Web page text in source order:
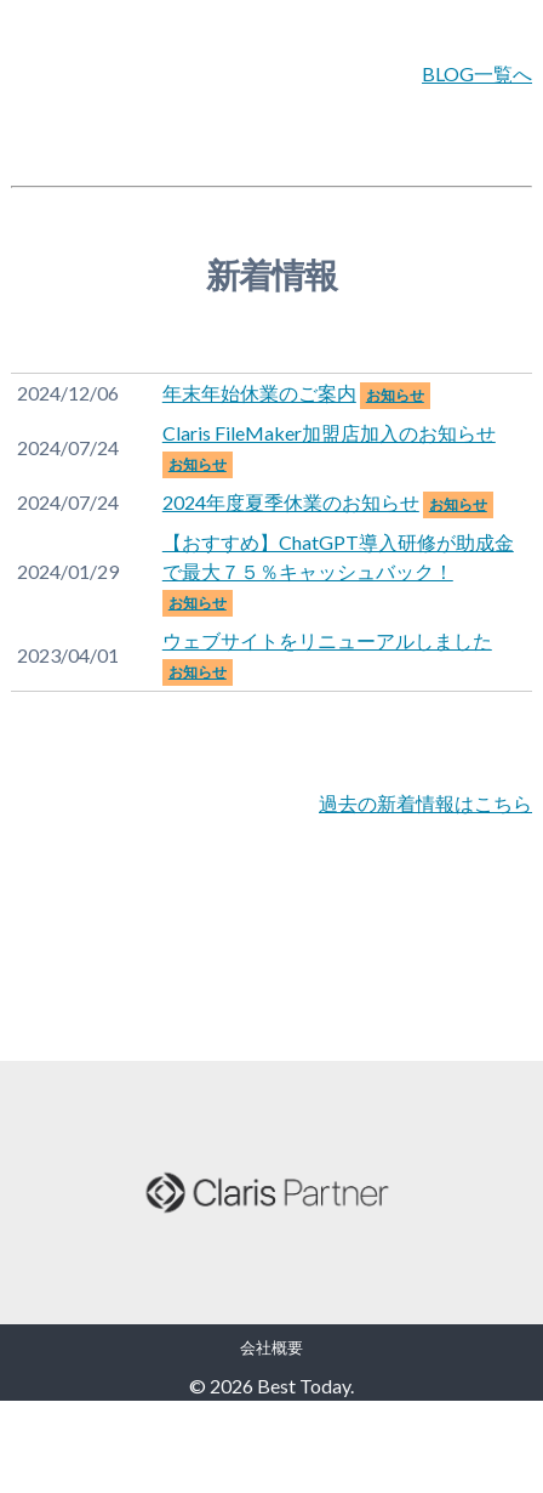
BLOG一覧へ
新着情報
2024/12/06 年末年始休業のご案内 お知らせ
2024/07/24
Claris FileMaker加盟店加入のお知らせ
お知らせ
2024/07/24 2024年度夏季休業のお知らせ お知らせ
2024/01/29
【おすすめ】ChatGPT導入研修が助成金
で最大７５％キャッシュバック！
お知らせ
2023/04/01
ウェブサイトをリニューアルしました
お知らせ
過去の新着情報はこちら
会社概要
© 2026 Best Today.